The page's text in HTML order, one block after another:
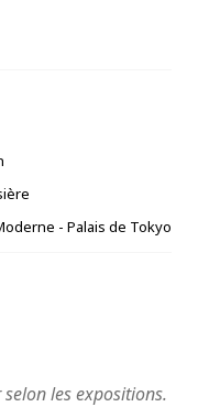
- Palais de Tokyo
les expositions.